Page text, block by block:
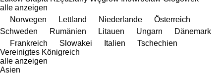
alle anzeigen
Norwegen
Lettland Niederlande
Österreich
Schweden
Rumänien Litauen Ungarn
Dänemark
Frankreich
Slowakei Italien
Tschechien
Vereinigtes Königreich
alle anzeigen
Asien